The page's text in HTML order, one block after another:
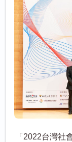
「2022台灣社